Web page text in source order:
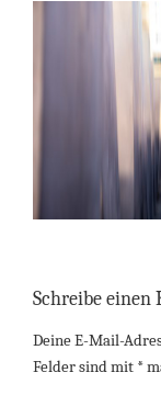
Schreibe einen
Deine E-Mail-
Felder sind mit *